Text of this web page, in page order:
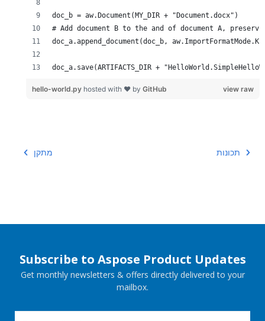
doc_a.save(ARTIFACTS_DIR +
view raw
hello-world.py hosted with ❤ by GitHub
מתקן תכונות
Subscribe to Aspose Product Updates
Get monthly newsletters & offers directly delivered to your
mailbox.